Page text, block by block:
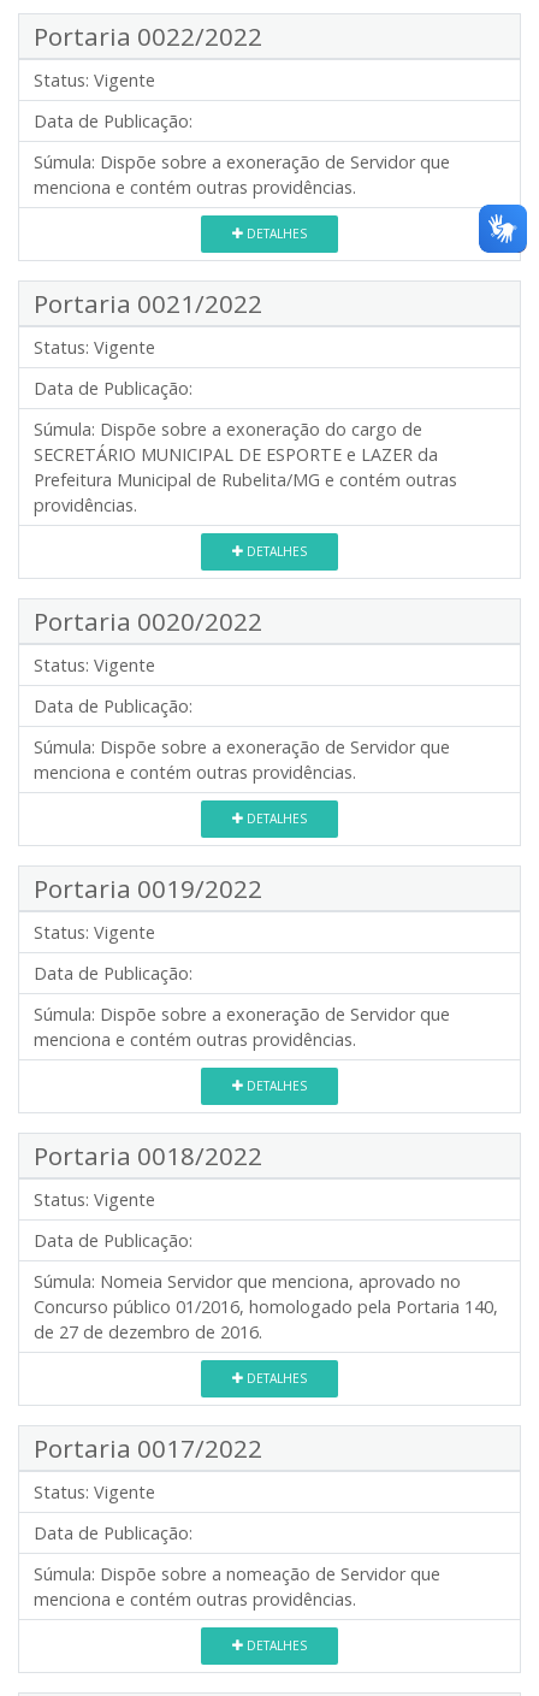
Portaria 0022/2022
Status: Vigente
Data de Publicação:
Súmula: Dispõe sobre a exoneração de Servidor que
menciona e contém outras providências.
DETALHES
Portaria 0021/2022
Status: Vigente
Data de Publicação:
Súmula: Dispõe sobre a exoneração do cargo de
SECRETÁRIO MUNICIPAL DE ESPORTE e LAZER da
Prefeitura Municipal de Rubelita/MG e contém outras
providências.
DETALHES
Portaria 0020/2022
Status: Vigente
Data de Publicação:
Súmula: Dispõe sobre a exoneração de Servidor que
menciona e contém outras providências.
DETALHES
Portaria 0019/2022
Status: Vigente
Data de Publicação:
Súmula: Dispõe sobre a exoneração de Servidor que
menciona e contém outras providências.
DETALHES
Portaria 0018/2022
Status: Vigente
Data de Publicação:
Súmula: Nomeia Servidor que menciona, aprovado no
Concurso público 01/2016, homologado pela Portaria 140,
de 27 de dezembro de 2016.
DETALHES
Portaria 0017/2022
Status: Vigente
Data de Publicação:
Súmula: Dispõe sobre a nomeação de Servidor que
menciona e contém outras providências.
DETALHES